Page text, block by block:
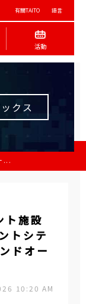
有關TAITO 語言
活動
クス
...
ト施設
トシテ
ドオー
10:20 AM